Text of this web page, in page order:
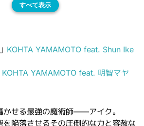
すべて表示
KOHTA YAMAMOTO feat. Shun Ike
KOHTA YAMAMOTO feat. 明智マヤ
かせる最強の魔術師――アイク。
を陥落させるその圧倒的な力と容赦な